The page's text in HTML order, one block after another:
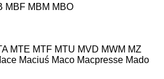
MBF MBM MBO
MTE MTF MTU MVD MWM MZ
Maciuś Maco Macpresse Mado